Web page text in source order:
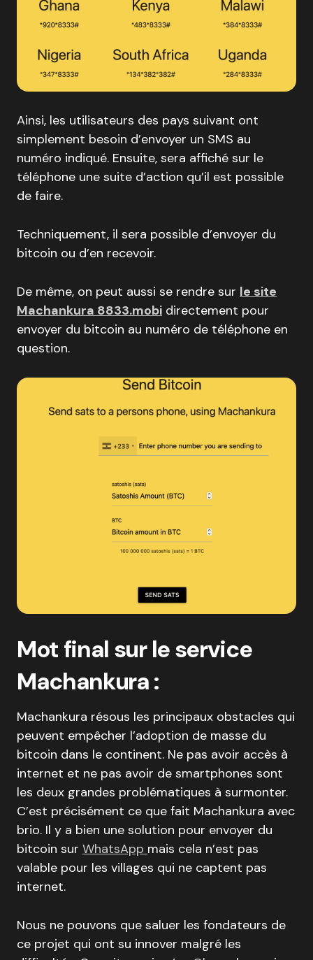
Ainsi, les utilisateurs des pays suivant ont
simplement besoin d’envoyer un SMS au
numéro indiqué. Ensuite, sera affiché sur le
téléphone une suite d’action qu’il est possible
de faire.
Techniquement, il sera possible d’envoyer du
bitcoin ou d’en recevoir.
De même, on peut aussi se rendre sur le site
Machankura 8833.mobi directement pour
envoyer du bitcoin au numéro de téléphone en
question.
Mot final sur le service
Machankura :
Machankura résous les principaux obstacles qui
peuvent empêcher l’adoption de masse du
bitcoin dans le continent. Ne pas avoir accès à
internet et ne pas avoir de smartphones sont
les deux grandes problématiques à surmonter.
C’est précisément ce que fait Machankura avec
brio. Il y a bien une solution pour envoyer du
bitcoin sur WhatsApp mais cela n’est pas
valable pour les villages qui ne captent pas
internet.
Nous ne pouvons que saluer les fondateurs de
ce projet qui ont su innover malgré les